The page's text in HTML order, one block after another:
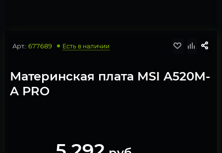
Арт.: 677689 Есть в наличии
Материнская плата MSI A520M-
A PRO